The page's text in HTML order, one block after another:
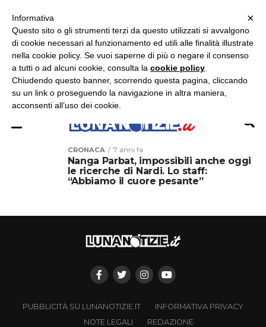
ASCOLTA RADIO LUNA
CRONACA 7 anni fa
Nanga Parbat, impossibili anche oggi
le ricerche di Nardi. Lo staff:
“Abbiamo il cuore pesante”
PUBBLICITÀ SU LUNANOTIZIE.IT
INFORMATIVA PRIVACY
NOTE LEGALI
REDAZIONE
×
×
Informativa
Questo sito o gli strumenti terzi da questo utilizzati si avvalgono
di cookie necessari al funzionamento ed utili alle finalità illustrate
nella cookie policy. Se vuoi saperne di più o negare il consenso
a tutti o ad alcuni cookie, consulta la cookie policy
Chiudendo questo banner, scorrendo questa pagina, cliccando
su un link o proseguendo la navigazione in altra maniera,
acconsenti all’uso dei cookie.